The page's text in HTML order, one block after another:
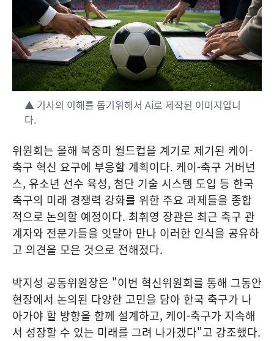
▲ 기사의 이해를 돕기위해서 Ai로 제작된 이미지입니
다.
위원회는 올해 북중미 월드컵을 계기로 제기된 케이-
축구 혁신 요구에 부응할 계획이다. 케이-축구 거버넌
스, 유소년 선수 육성, 첨단 기술 시스템 도입 등 한국
축구의 미래 경쟁력 강화를 위한 주요 과제들을 종합
적으로 논의할 예정이다. 최휘영 장관은 최근 축구 관
계자와 전문가들을 잇달아 만나 이러한 인식을 공유하
고 의견을 모은 것으로 전해졌다.
박지성 공동위원장은 "이번 혁신위원회를 통해 그동안
현장에서 논의된 다양한 고민을 담아 한국 축구가 나
아가야 할 방향을 함께 설계하고, 케이-축구가 지속해
서 성장할 수 있는 미래를 그려 나가겠다"고 강조했다.